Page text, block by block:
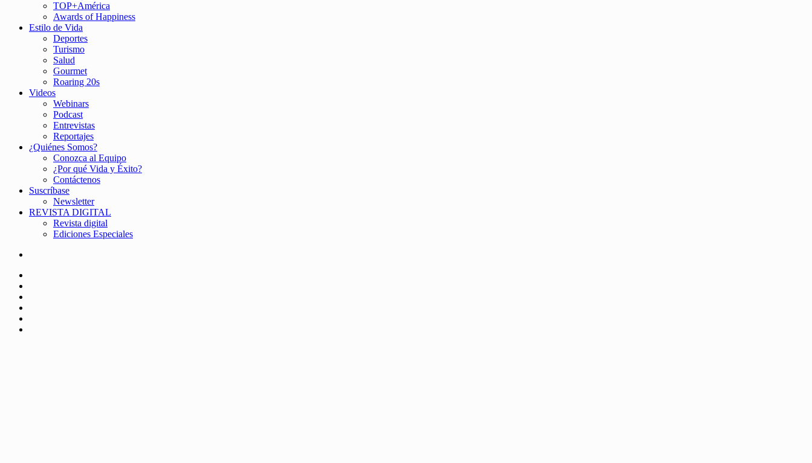
TOP+América
Awards of Happiness
Estilo de Vida
Deportes
Turismo
Salud
Gourmet
Roaring 20s
Videos
Webinars
Podcast
Entrevistas
Reportajes
¿Quiénes Somos?
Conozca al Equipo
¿Por qué Vida y Éxito?
Contáctenos
Suscríbase
Newsletter
REVISTA DIGITAL
Revista digital
Ediciones Especiales